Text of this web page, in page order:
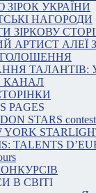
ЗІРОК УКРАЇНИ
НАГОРОДИ
ЗІРКОВУ
АРТИСТ АЛЕЇ
ТАЛАНТІВ:
КАНАЛ
PAGES
STARS
YORK
TALENTS
В СВІТІ